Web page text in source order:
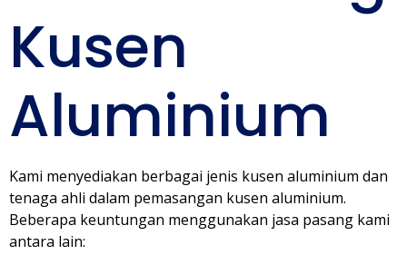
Kusen
Aluminium
Kami menyediakan berbagai jenis kusen aluminium dan
tenaga ahli dalam pemasangan kusen aluminium.
Beberapa keuntungan menggunakan jasa pasang kami
antara lain: